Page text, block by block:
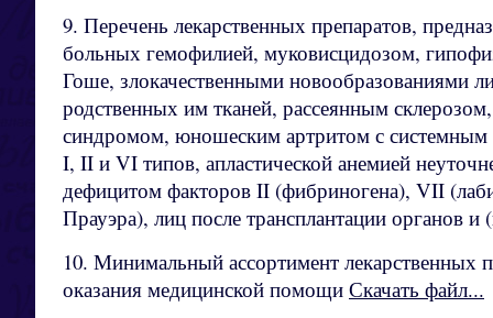
9. Перечень лекарственных препаратов,
больных гемофилией, муковисцидозом,
Гоше, злокачественными новообразованиями
родственных им тканей, рассеянным
синдромом, юношеским артритом с системным
I, II и VI типов, апластической анемией
дефицитом факторов II (фибриногена), VII
Прауэра), лиц после трансплантации органов и
10. Минимальный ассортимент лекарственных
оказания медицинской помощи Скачать файл...